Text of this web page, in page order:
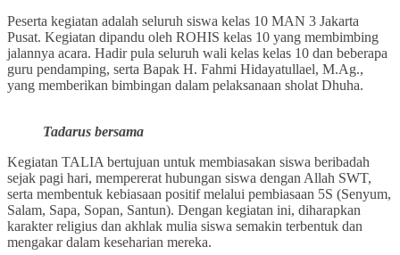
Peserta kegiatan adalah seluruh siswa kelas 10 MAN 3 Jakarta
Pusat. Kegiatan dipandu oleh ROHIS kelas 10 yang membimbing
jalannya acara. Hadir pula seluruh wali kelas kelas 10 dan beberapa
guru pendamping, serta Bapak H. Fahmi Hidayatullael, M.Ag.,
yang memberikan bimbingan dalam pelaksanaan sholat Dhuha.
Tadarus bersama
Kegiatan TALIA bertujuan untuk membiasakan siswa beribadah
sejak pagi hari, mempererat hubungan siswa dengan Allah SWT,
serta membentuk kebiasaan positif melalui pembiasaan 5S (Senyum,
Salam, Sapa, Sopan, Santun). Dengan kegiatan ini, diharapkan
karakter religius dan akhlak mulia siswa semakin terbentuk dan
mengakar dalam keseharian mereka.